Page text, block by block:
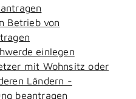
Betrieb von
einlegen
mit Wohnsitz oder
Ländern -
beantragen